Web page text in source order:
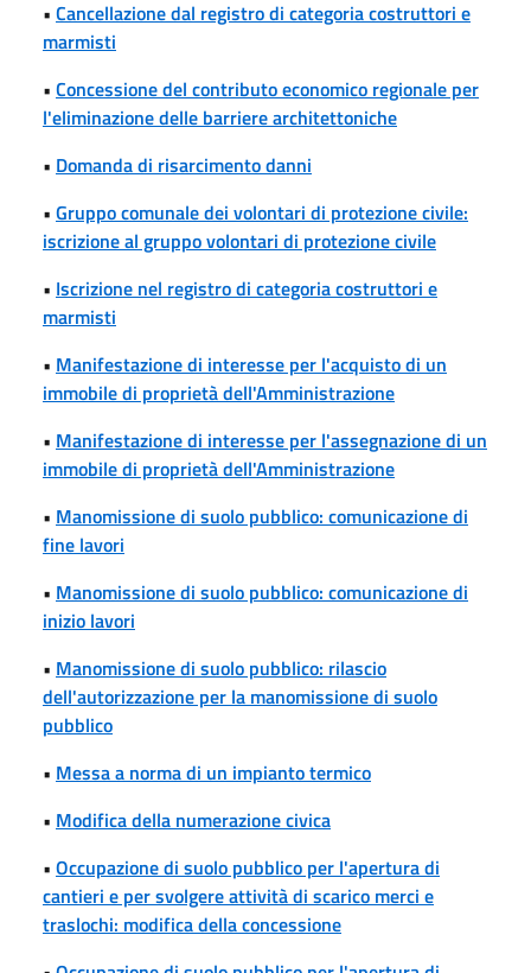
• Cancellazione dal registro di categoria costruttori e
marmisti
• Concessione del contributo economico regionale per
l'eliminazione delle barriere architettoniche
• Domanda di risarcimento danni
• Gruppo comunale dei volontari di protezione civile:
iscrizione al gruppo volontari di protezione civile
• Iscrizione nel registro di categoria costruttori e
marmisti
• Manifestazione di interesse per l'acquisto di un
immobile di proprietà dell'Amministrazione
• Manifestazione di interesse per l'assegnazione di un
immobile di proprietà dell'Amministrazione
• Manomissione di suolo pubblico: comunicazione di
fine lavori
• Manomissione di suolo pubblico: comunicazione di
inizio lavori
• Manomissione di suolo pubblico: rilascio
dell'autorizzazione per la manomissione di suolo
pubblico
• Messa a norma di un impianto termico
• Modifica della numerazione civica
• Occupazione di suolo pubblico per l'apertura di
cantieri e per svolgere attività di scarico merci e
traslochi: modifica della concessione